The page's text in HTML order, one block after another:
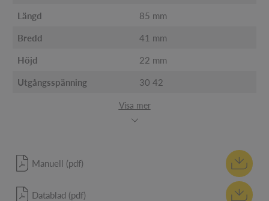
Längd 85 mm
Bredd 41 mm
Höjd 22 mm
Utgångsspänning 30 42
Visa mer
Manuell (pdf)
Datablad (pdf)